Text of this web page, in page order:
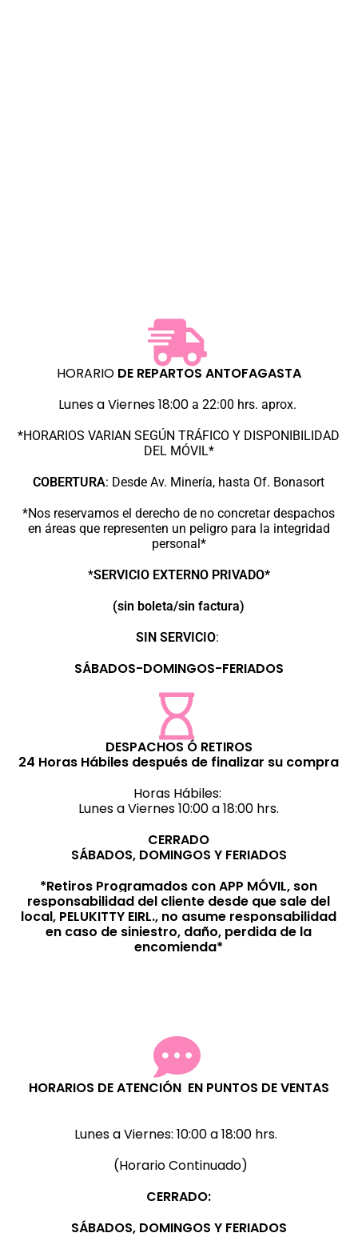
HORARIODE REPARTOS ANTOFAGASTA
Lunes a Viernes 18:00a 22:00 hrs. aprox.
*HORARIOS VARIAN SEGÚN TRÁFICO Y DISPONIBILIDAD
DEL MÓVIL*
COBERTURA: Desde Av. Minería, hasta Of. Bonasort
*Nos reservamos el derecho de no concretar despachos
en áreas que representen un peligro para la integridad
personal*
*SERVICIO EXTERNO PRIVADO*
(sin boleta/sin factura)
SIN SERVICIO:
SÁBADOS-DOMINGOS-FERIADOS
DESPACHOS Ó RETIROS
24 Horas Hábiles después de finalizar su compra
Horas Hábiles:
Lunes a Viernes 10:00 a 18:00 hrs.
CERRADO
SÁBADOS, DOMINGOS Y FERIADOS
*Retiros Programados con APP MÓVIL, son
responsabilidad del cliente desde que sale del
local, PELUKITTY EIRL., no asume responsabilidad
en caso de siniestro, daño, perdida de la
encomienda*
HORARIOS DE ATENCIÓN EN PUNTOS DE VENTAS
Lunes a Viernes: 10:00 a 18:00 hrs.
(Horario Continuado)
CERRADO:
SÁBADOS, DOMINGOS Y FERIADOS